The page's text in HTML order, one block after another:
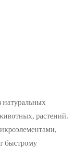
натуральных
растений.
быстрому